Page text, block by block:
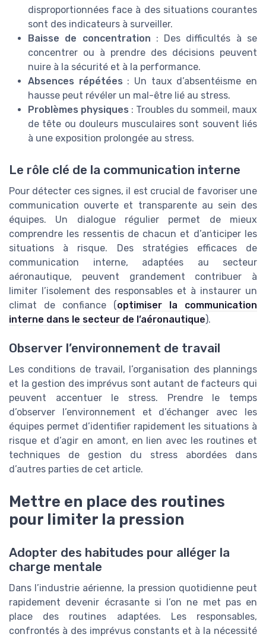
disproportionnées face à des situations courantes
sont des indicateurs à surveiller.
Baisse de concentration : Des difficultés à se
concentrer ou à prendre des décisions peuvent
nuire à la sécurité et à la performance.
Absences répétées : Un taux d’absentéisme en
hausse peut révéler un mal-être lié au stress.
Problèmes physiques : Troubles du sommeil, maux
de tête ou douleurs musculaires sont souvent liés
à une exposition prolongée au stress.
Le rôle clé de la communication interne
Pour détecter ces signes, il est crucial de favoriser une
communication ouverte et transparente au sein des
équipes. Un dialogue régulier permet de mieux
comprendre les ressentis de chacun et d’anticiper les
situations à risque. Des stratégies efficaces de
communication interne, adaptées au secteur
aéronautique, peuvent grandement contribuer à
limiter l’isolement des responsables et à instaurer un
climat de confiance (optimiser la communication
interne dans le secteur de l’aéronautique).
Observer l’environnement de travail
Les conditions de travail, l’organisation des plannings
et la gestion des imprévus sont autant de facteurs qui
peuvent accentuer le stress. Prendre le temps
d’observer l’environnement et d’échanger avec les
équipes permet d’identifier rapidement les situations à
risque et d’agir en amont, en lien avec les routines et
techniques de gestion du stress abordées dans
d’autres parties de cet article.
Mettre en place des routines
pour limiter la pression
Adopter des habitudes pour alléger la
charge mentale
Dans l’industrie aérienne, la pression quotidienne peut
rapidement devenir écrasante si l’on ne met pas en
place des routines adaptées. Les responsables,
confrontés à des imprévus constants et à la nécessité